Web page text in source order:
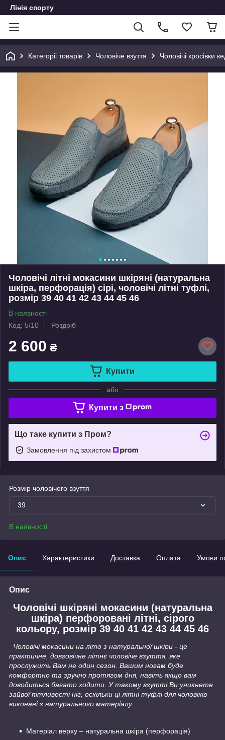
Лінія спорту
Категоріі товарів Чоловіче взуття Чоловічі кросівки
Чоловічі літні мокасини шкіряні (натуральна
шкіра, перфорація) сірі, чоловічі літні туфлі,
розмір 39 40 41 42 43 44 45 46
В наявності
Код: 5/10
Роздріб
2 600 ₴
Купити
або
Купити з
Що таке купити з Пром?
Замовлення під захистом
Розмір чоловічого взуття
39
В наявності
Опис Характеристики Доставка Оплата Умови
Опис
Чоловічі шкіряні мокасини (натуральна
шкіра) перфоровані літні, сірого
кольору, розмір 39 40 41 42 43 44 45 46
Чоловічі мокасини на літо з натуральної шкіри - це
практичне, довговічне літнє чоловіче взуття, яке
прослужить Вам не один сезон. Вашим ногам буде
комфортно та зручно протягом дня, навіть якщо вам
доводиться багато ходити. У такому взутті Ви уникнете
зайвої пітливості ніг, оскільки ці літні туфлі для чоловіків
виконані з натурального матеріалу.
Матеріал верху – натуральна шкіра (перфорація)